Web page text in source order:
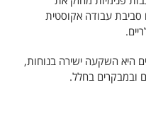
עבודה אקוסטית
היא השקעה ישירה בנוחות,
ובמבקרים בחלל.